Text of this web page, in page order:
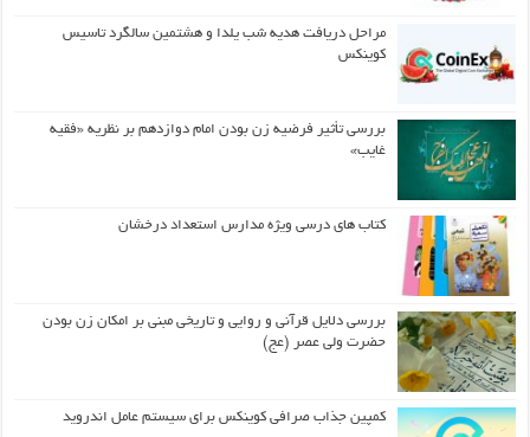
مراحل دریافت هدیه شب یلدا و هشتمین سالگرد تاسیس
کوینکس
بررسی تأثیر فرضیه زن بودن امام دوازدهم بر نظریه «فقیه
غایب»
کتاب های درسی ویژه مدارس استعداد درخشان
بررسی دلایل قرآنی و روایی و تاریخی مبنی بر امکان زن بودن
حضرت ولی عصر (عج)
کمپین جذاب صرافی کوینکس برای سیستم عامل اندروید